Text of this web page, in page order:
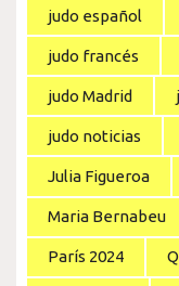
judo español
judo francés
judo Madrid
judo noticias
Julia Figueroa
Maria Bernabeu
París 2024